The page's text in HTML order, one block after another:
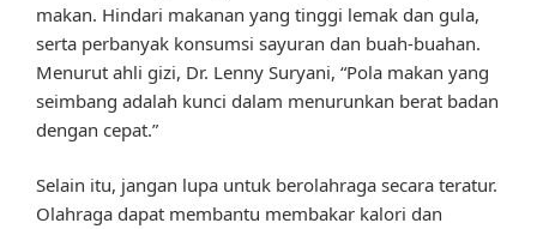
makan. Hindari makanan yang tinggi lemak dan gula,
serta perbanyak konsumsi sayuran dan buah-buahan.
Menurut ahli gizi, Dr. Lenny Suryani, “Pola makan yang
seimbang adalah kunci dalam menurunkan berat badan
dengan cepat.”
Selain itu, jangan lupa untuk berolahraga secara teratur.
Olahraga dapat membantu membakar kalori dan